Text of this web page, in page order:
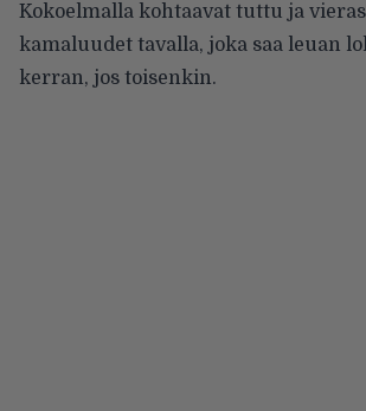
Kokoelmalla kohtaavat tuttu ja
kamaluudet tavalla, joka saa leuan
kerran, jos toisenkin.